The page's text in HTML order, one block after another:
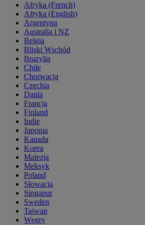
Afryka (French)
Afryka (English)
Argentyna
Australia i NZ
Belgia
Bliski Wschód
Brazylia
Chile
Chorwacja
Czechia
Dania
Francja
Finland
Indie
Japonia
Kanada
Korea
Malezja
Meksyk
Poland
Słowacja
Singapur
Sweden
Taiwan
Węgry